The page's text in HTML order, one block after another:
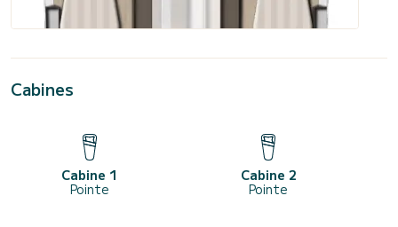
Cabines
Cabine 1
Pointe
Cabine 2
Pointe